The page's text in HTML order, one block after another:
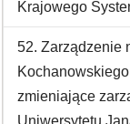
Krajowego
52. Zarządzenie
zmieniające
Uniwersytetu